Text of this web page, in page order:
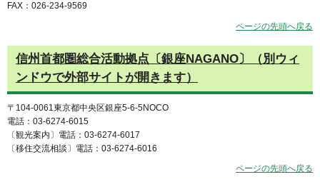
FAX：026-234-9569
ページの先頭へ戻る
信州首都圏総合活動拠点〔銀座NAGANO〕（別ウィ
ンドウで外部サイトが開きます）
〒104-0061東京都中央区銀座5-6-5NOCO
電話：03-6274-6015
〔観光案内〕電話：03-6274-6017
〔移住交流相談〕電話：03-6274-6016
ページの先頭へ戻る